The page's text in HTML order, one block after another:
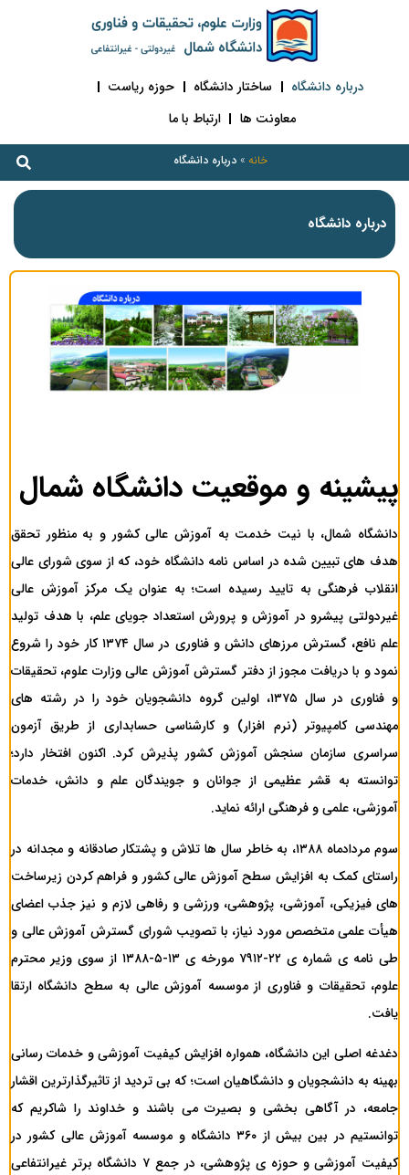
درباره دانشگاه ساختار دانشگاه
حوزه ریاست
معاونت ها
ارتباط با ما
خانه » درباره دانشگاه
درباره دانشگاه
پیشینه و موقعیت دانشگاه شمال
دانشگاه شمال، با نیت خدمت به آموزش عالی کشور و به منظور تحقق
هدف های تبیین شده در اساس نامه دانشگاه خود، که از سوی شورای عالی
انقلاب فرهنگی به تایید رسیده است؛ به عنوان یک مرکز آموزش عالی
غیردولتی پیشرو در آموزش و پرورش استعداد جویای علم، با هدف تولید
علم نافع، گسترش مرزهای دانش و فناوری در سال ۱۳۷۴ کار خود را شروع
نمود و با دریافت مجوز از دفتر گسترش آموزش عالی وزارت علوم، تحقیقات
و فناوری در سال ۱۳۷۵، اولین گروه دانشجویان خود را در رشته های
مهندسی کامپیوتر (نرم افزار) و کارشناسی حسابداری از طریق آزمون
سراسری سازمان سنجش آموزش کشور پذیرش کرد. اکنون افتخار دارد؛
توانسته به قشر عظیمی از جوانان و جویندگان علم و دانش، خدمات
آموزشی، علمی و فرهنگی ارائه نماید.
سوم مردادماه ۱۳۸۸، به خاطر سال ها تلاش و پشتکار صادقانه و مجدانه در
راستای کمک به افزایش سطح آموزش عالی کشور و فراهم کردن زیرساخت
های فیزیکی، آموزشی، پژوهشی، ورزشی و رفاهی لازم و نیز جذب اعضای
هیأت علمی متخصص مورد نیاز، با تصویب شورای گسترش آموزش عالی و
طی نامه ی شماره ی ۲۲-۷۹۱۲ مورخه ی ۱۳-۵-۱۳۸۸ از سوی وزیر محترم
علوم، تحقیقات و فناوری از موسسه آموزش عالی به سطح دانشگاه ارتقا
یافت.
دغدغه اصلی این دانشگاه، همواره افزایش کیفیت آموزشی و خدمات رسانی
بهینه به دانشجویان و دانشگاهیان است؛ که بی تردید از تاثیرگذارترین اقشار
جامعه، در آگاهی بخشی و بصیرت می باشند و خداوند را شاکریم که
توانستیم در بین بیش از ۳۶۰ دانشگاه و موسسه آموزش عالی کشور در
کیفیت آموزشی و حوزه ی پژوهشی، در جمع ۷ دانشگاه برتر غیرانتفاعی